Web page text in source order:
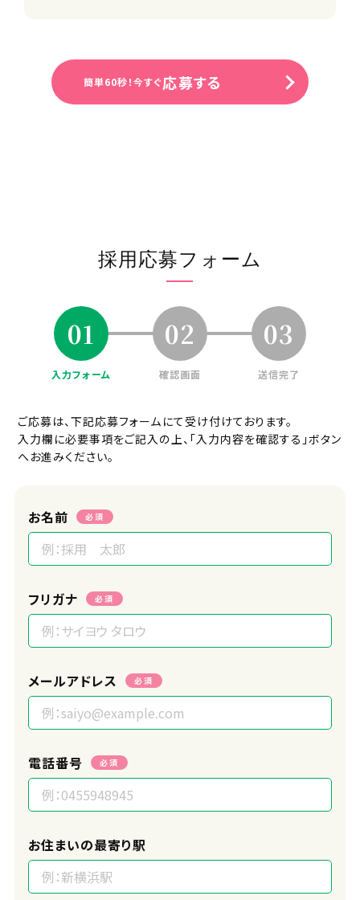
簡単60秒！今すぐ応募する
採用応募フォーム
01
入力フォーム
02
確認画面
03
送信完了
ご応募は、下記応募フォームにて受け付けております。
入力欄に必要事項をご記入の上、「入力内容を確認する」ボタン
へお進みください。
お名前 必須
フリガナ 必須
メールアドレス 必須
電話番号 必須
お住まいの最寄り駅